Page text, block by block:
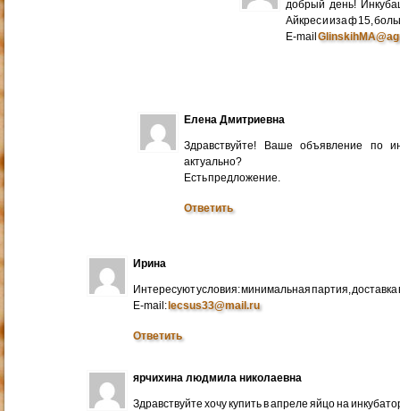
добрый день!
Айкрес и иза ф 15,
E-mail
Елена Дмитриевна
Здравствуйте! Ваше объявление по
актуально?
Есть предложение.
Ответить
Ирина
Интересуют условия: минимальная партия, доставка
E-mail:lecsus33@mail.ru
Ответить
ярчихина людмила николаевна
Здравствуйте хочу купить в апреле яйцо на